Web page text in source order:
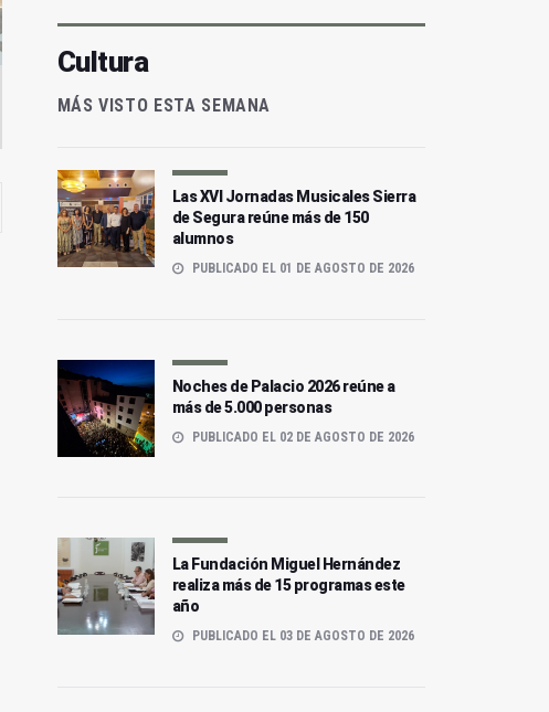
Cultura
MÁS VISTO ESTA SEMANA
Las XVI Jornadas Musicales Sierra
de Segura reúne más de 150
alumnos
PUBLICADO EL 01 DE AGOSTO DE 2026
Noches de Palacio 2026 reúne a
más de 5.000 personas
PUBLICADO EL 02 DE AGOSTO DE 2026
La Fundación Miguel Hernández
realiza más de 15 programas este
año
PUBLICADO EL 03 DE AGOSTO DE 2026